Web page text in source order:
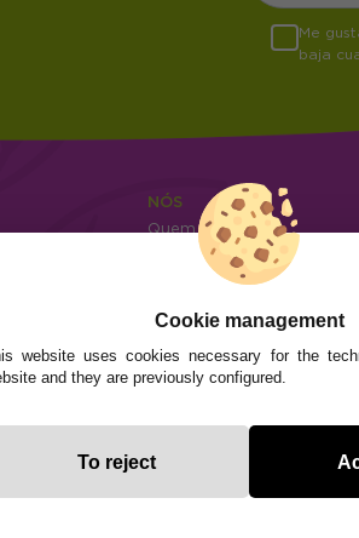
Me
baja
NÓS
Quem somos
Unión Europea
Cookie management
website uses cookies necessary for the
and they are previously configured.
To reject